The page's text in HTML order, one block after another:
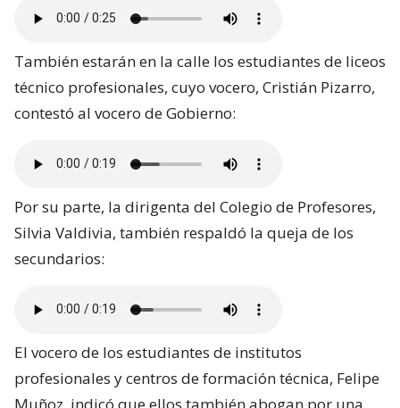
También estarán en la calle los estudiantes de liceos
técnico profesionales, cuyo vocero, Cristián Pizarro,
contestó al vocero de Gobierno:
Por su parte, la dirigenta del Colegio de Profesores,
Silvia Valdivia, también respaldó la queja de los
secundarios:
El vocero de los estudiantes de institutos
profesionales y centros de formación técnica, Felipe
Muñoz, indicó que ellos también abogan por una